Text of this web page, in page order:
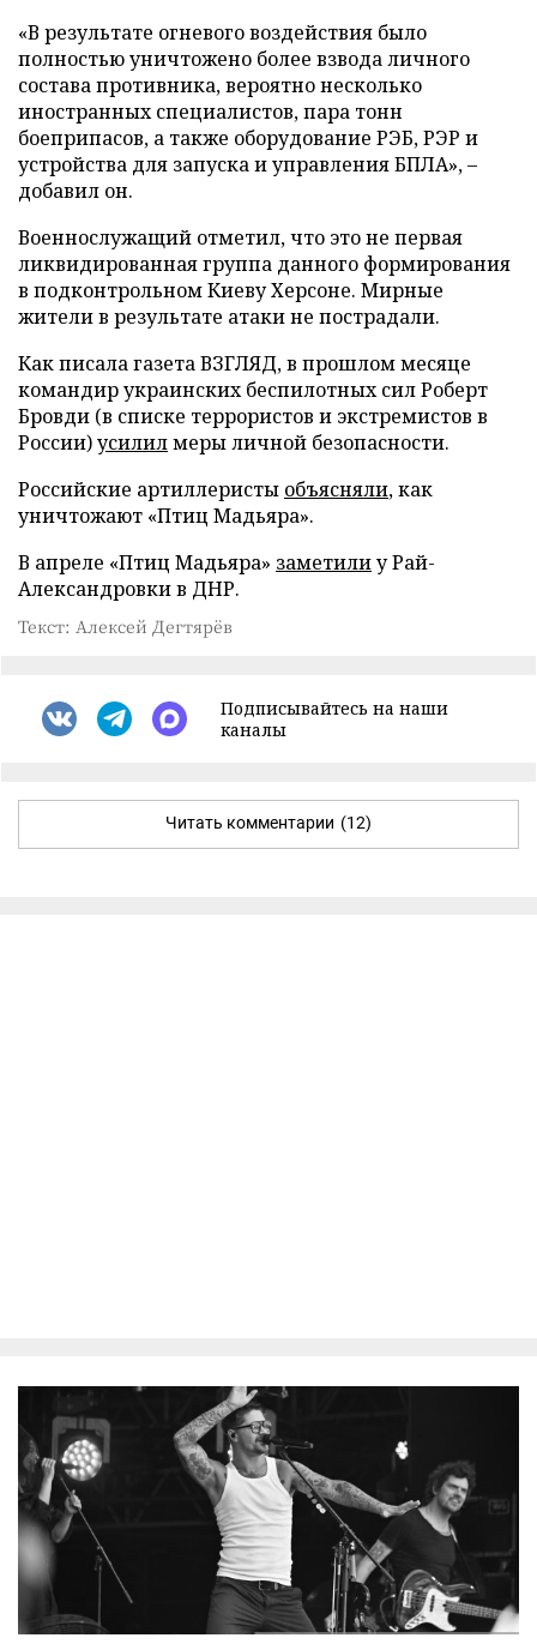
«В результате огневого воздействия было
полностью уничтожено более взвода личного
состава противника, вероятно несколько
иностранных специалистов, пара тонн
боеприпасов, а также оборудование РЭБ, РЭР и
устройства для запуска и управления БПЛА», –
добавил он.
Военнослужащий отметил, что это не первая
ликвидированная группа данного формирования
в подконтрольном Киеву Херсоне. Мирные
жители в результате атаки не пострадали.
Как писала газета ВЗГЛЯД, в прошлом месяце
командир украинских беспилотных сил Роберт
Бровди (в списке террористов и экстремистов в
России)усилилмеры личной безопасности.
Российские артиллеристы объясняли, как
уничтожают «Птиц Мадьяра».
В апреле «Птиц Мадьяра» заметилиу Рай-
Александровки в ДНР.
Текст: Алексей Дегтярёв
Подписывайтесь на наши
каналы
Читать комментарии (12)